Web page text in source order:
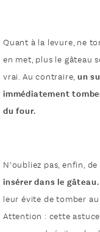
Quant à la levure, ne
en met, plus le gâteau
vrai. Au contraire,un
immédiatement
du four.
N’oubliez pas, enfin, de
insérer dans le gâteau.
leur évite de tomber
Attention : cette